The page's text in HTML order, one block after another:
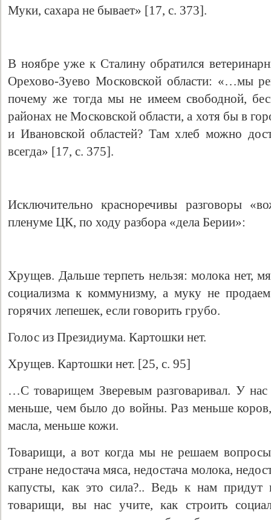
Муки, сахара не бывает» [17, с. 373].
В ноябре уже к Сталину обратился
Орехово-Зуево Московской области: «…мы
почему же тогда мы не имеем свободной,
районах не Московской области, а хотя бы в
и Ивановской областей? Там хлеб можно
всегда» [17, с. 375].
Исключительно красноречивы разговоры
пленуме ЦК, по ходу разбора «дела Берии»:
Хрущев. Дальше терпеть нельзя: молока нет,
социализма к коммунизму, а муку не
горячих лепешек, если говорить грубо.
Голос из Президиума. Картошки нет.
Хрущев. Картошки нет. [25, с. 95]
…С товарищем Зверевым разговаривал. У
меньше, чем было до войны. Раз меньше
масла, меньше кожи.
Товарищи, а вот когда мы не решаем вопросы
стране недостача мяса, недостача молока,
капусты, как это сила?.. Ведь к нам придут
товарищи, вы нас учите, как строить